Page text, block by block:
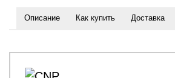
Описание Как купить Доставка